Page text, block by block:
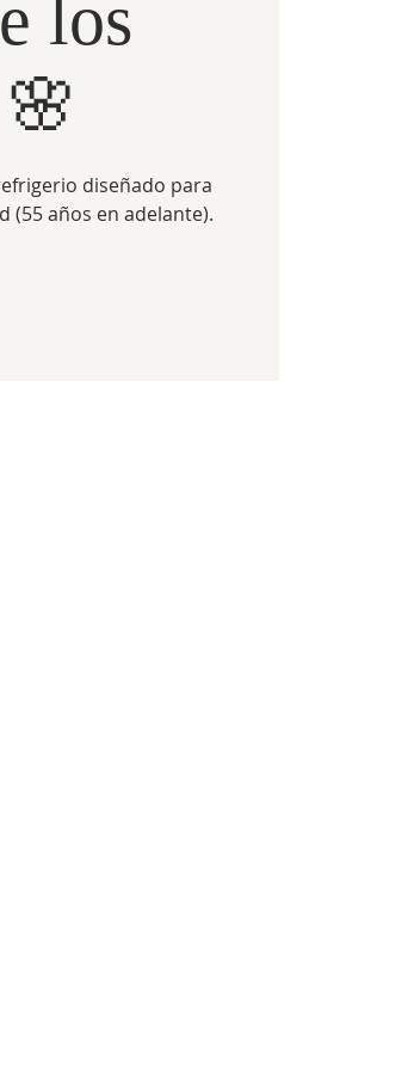
los
diseñado para
(55 años en adelante).